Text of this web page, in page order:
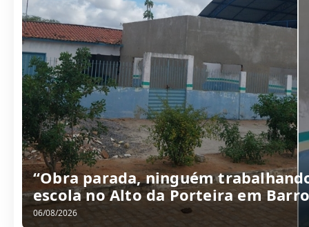
“Obra parada, ninguém
escola no Alto da Porteira em
06/08/2026